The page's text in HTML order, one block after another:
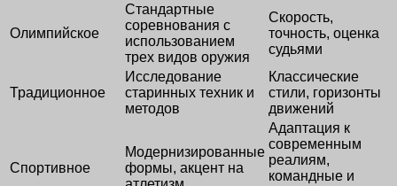
Олимпийское
Стандартные
соревнования с
использованием
трех видов оружия
Скорость,
точность, оценка
судьями
Традиционное
Исследование
старинных техник и
методов
Классические
стили, горизонты
движений
Спортивное
Модернизированные
формы, акцент на
Адаптация к
современным
реалиям,
командные и